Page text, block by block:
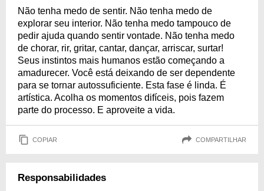
Não tenha medo de sentir. Não tenha medo de
explorar seu interior. Não tenha medo tampouco de
pedir ajuda quando sentir vontade. Não tenha medo
de chorar, rir, gritar, cantar, dançar, arriscar, surtar!
Seus instintos mais humanos estão começando a
amadurecer. Você está deixando de ser dependente
para se tornar autossuficiente. Esta fase é linda. É
artística. Acolha os momentos difíceis, pois fazem
parte do processo. E aproveite a vida.
COPIAR COMPARTILHAR
Responsabilidades